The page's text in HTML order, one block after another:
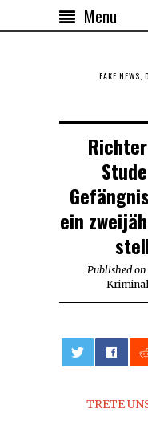
Menu
FAKE NEWS,
ein
Published on
TRETE